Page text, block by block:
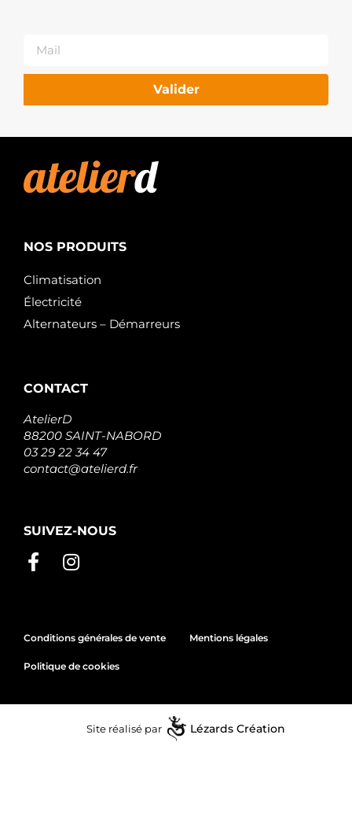
Valider
NOS PRODUITS
Climatisation
Électricité
Alternateurs – Démarreurs
CONTACT
AtelierD
88200 SAINT-NABORD
03 29 22 34 47
contact@atelierd.fr
SUIVEZ-NOUS
Conditions générales de vente Mentions légales
Politique de cookies
Site réalisé par Lézards Création